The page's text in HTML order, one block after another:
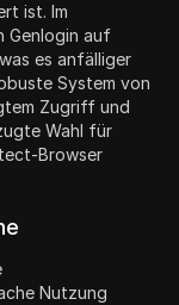
ist. Im
Genlogin auf
es anfälliger
System von
Zugriff und
Wahl für
Browser
Nutzung